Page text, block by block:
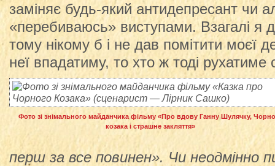
заміняє будь-який антидепресант чи
«перебиваюсь» виступами. Взагалі я
тому нікому б і не дав помітити моєї
неї впадатиму, то хто ж тоді рухатиме
Фото зі знімального майданчика фільму «Про вдову Ганну Шулячку,
козака і страшне закляття»
перш за все повинен». Чи неодмінно